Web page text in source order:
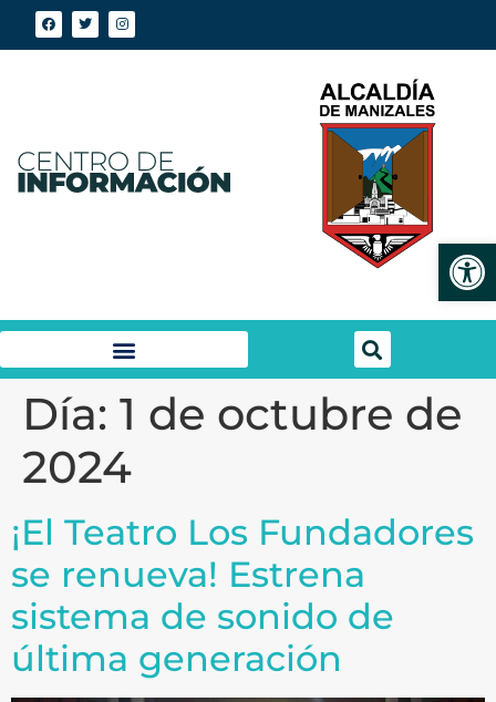
Día: 1 de octubre de
2024
¡El Teatro Los Fundadores
se renueva! Estrena
sistema de sonido de
última generación